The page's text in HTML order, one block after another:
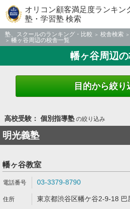
オリコン顧客満足度ランキン
塾・学習塾 検索
塾、スクールのランキング・比較 校舎検索
幡ヶ谷周辺の校舎一覧
幡ヶ谷周辺
目的から絞り
高校受験： 個別指導塾の絞り込み
明光義塾
幡ヶ谷教室
03-3379-8790
東京都渋谷区幡ケ谷2-9-18 巴